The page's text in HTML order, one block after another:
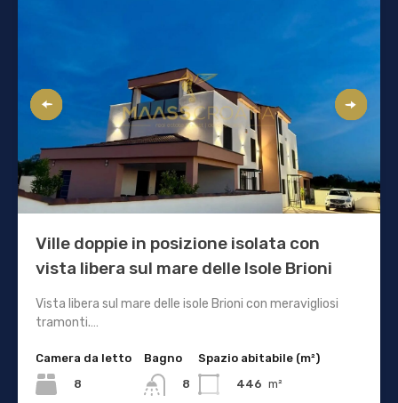
Ville doppie in posizione isolata con
vista libera sul mare delle Isole Brioni
Vista libera sul mare delle isole Brioni con meravigliosi
tramonti.…
Camera da letto
8
Bagno
8
Spazio abitabile (m²)
446 m²